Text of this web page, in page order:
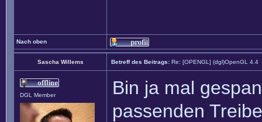
Nach oben
Sascha Willems Betreff des Beitrags: Re: [OPENGL] (dgl)OpenGL 4.4
DGL Member
Bin ja mal
passenden